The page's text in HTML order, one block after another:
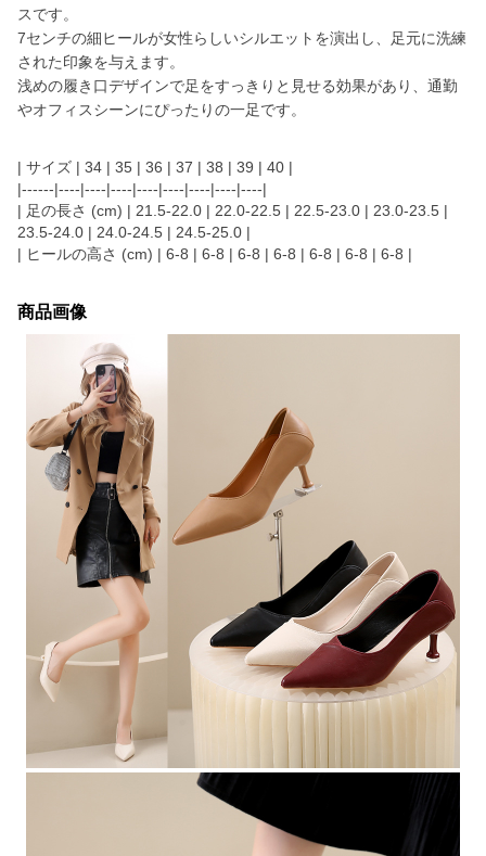
スです。
7センチの細ヒールが女性らしいシルエットを演出し、足元に洗練
された印象を与えます。
浅めの履き口デザインで足をすっきりと見せる効果があり、通勤
やオフィスシーンにぴったりの一足です。
| サイズ | 34 | 35 | 36 | 37 | 38 | 39 | 40 |
|------|----|----|----|----|----|----|----|----|
| 足の長さ (cm) | 21.5-22.0 | 22.0-22.5 | 22.5-23.0 | 23.0-23.5 |
23.5-24.0 | 24.0-24.5 | 24.5-25.0 |
| ヒールの高さ (cm) | 6-8 | 6-8 | 6-8 | 6-8 | 6-8 | 6-8 | 6-8 |
商品画像